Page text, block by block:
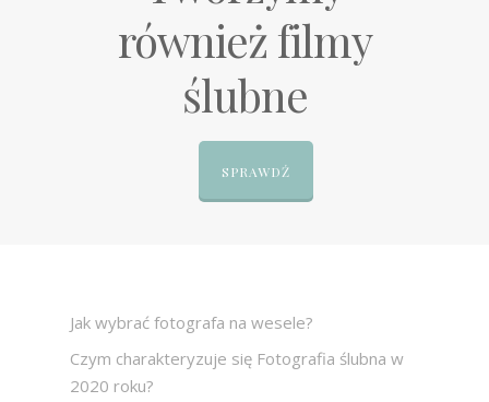
również filmy
ślubne
SPRAWDŹ
Jak wybrać fotografa na wesele?
Czym charakteryzuje się Fotografia ślubna w
2020 roku?